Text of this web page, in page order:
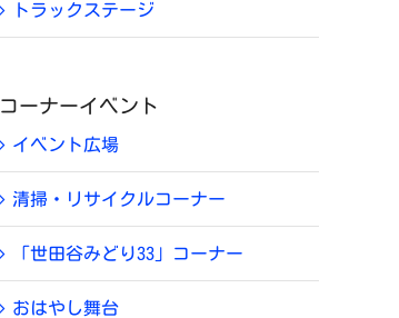
トラックステージ
コーナーイベント
イベント広場
清掃・リサイクルコーナー
「世田谷みどり33」コーナー
おはやし舞台